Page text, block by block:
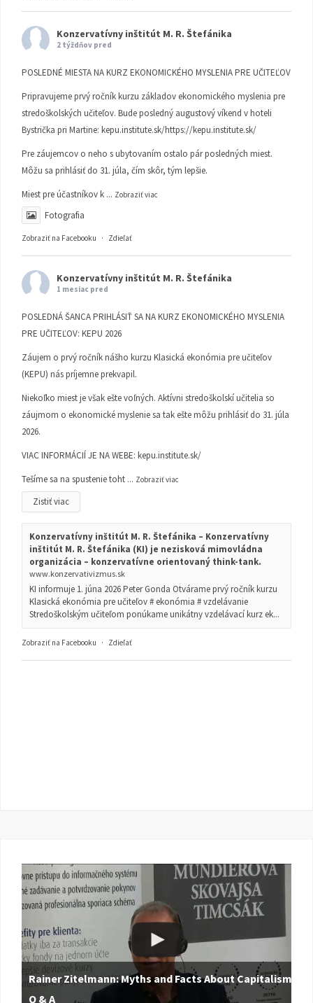
Konzervatívny inštitút M. R. Štefánika
2 týždňov pred
POSLEDNÉ MIESTA NA KURZ EKONOMICKÉHO MYSLENIA PRE UČITEĽOV
Pripravujeme prvý ročník kurzu základov ekonomického myslenia pre
stredoškolských učiteľov. Bude posledný augustový víkend v hoteli
Bystrička pri Martine: kepu.institute.sk/https://kepu.institute.sk/
Pre záujemcov o neho s ubytovaním ostalo pár posledných miest.
Môžu sa prihlásiť do 31. júla, čím skôr, tým lepšie.
Miest pre účastníkov k ... Zobraziť viac
Fotografia
Zobraziť na Facebooku · Zdieľať
Konzervatívny inštitút M. R. Štefánika
1 mesiac pred
POSLEDNÁ ŠANCA PRIHLÁSIŤ SA NA KURZ EKONOMICKÉHO MYSLENIA
PRE UČITEĽOV: KEPU 2026
Záujem o prvý ročník nášho kurzu Klasická ekonómia pre učiteľov
(KEPU) nás príjemne prekvapil.
Niekoľko miest je však ešte voľných. Aktívni stredoškolskí učitelia so
záujmom o ekonomické myslenie sa tak ešte môžu prihlásiť do 31. júla
2026.
VIAC INFORMÁCIÍ JE NA WEBE: kepu.institute.sk/
Tešíme sa na spustenie toht ... Zobraziť viac
Zistiť viac
Konzervatívny inštitút M. R. Štefánika – Konzervatívny
inštitút M. R. Štefánika (KI) je nezisková mimovládna
organizácia – konzervatívne orientovaný think-tank.
www.konzervativizmus.sk
KI informuje 1. júna 2026 Peter Gonda Otvárame prvý ročník kurzu
Klasická ekonómia pre učiteľov # ekonómia # vzdelávanie
Stredoškolským učiteľom ponúkame unikátny vzdelávací kurz ek...
Zobraziť na Facebooku · Zdieľať
Rainer Zitelmann: Myths and Facts About Capitalism |
Q & A